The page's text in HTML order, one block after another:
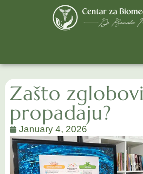
Zašto zglobovi
propadaju?
January 4, 2026